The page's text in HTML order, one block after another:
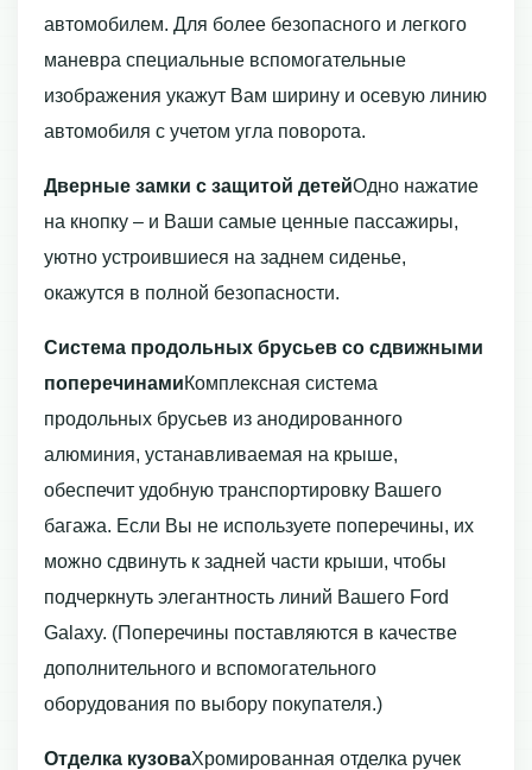
автомобилем. Для более безопасного и легкого
маневра специальные вспомогательные
изображения укажут Вам ширину и осевую линию
автомобиля с учетом угла поворота.
Дверные замки с защитой детейОдно нажатие
на кнопку – и Ваши самые ценные пассажиры,
уютно устроившиеся на заднем сиденье,
окажутся в полной безопасности.
Система продольных брусьев со сдвижными
поперечинамиКомплексная система
продольных брусьев из анодированного
алюминия, устанавливаемая на крыше,
обеспечит удобную транспортировку Вашего
багажа. Если Вы не используете поперечины, их
можно сдвинуть к задней части крыши, чтобы
подчеркнуть элегантность линий Вашего Ford
Galaxy. (Поперечины поставляются в качестве
дополнительного и вспомогательного
оборудования по выбору покупателя.)
Отделка кузоваХромированная отделка ручек